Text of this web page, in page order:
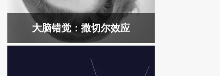
大脑错觉：撒切尔效应